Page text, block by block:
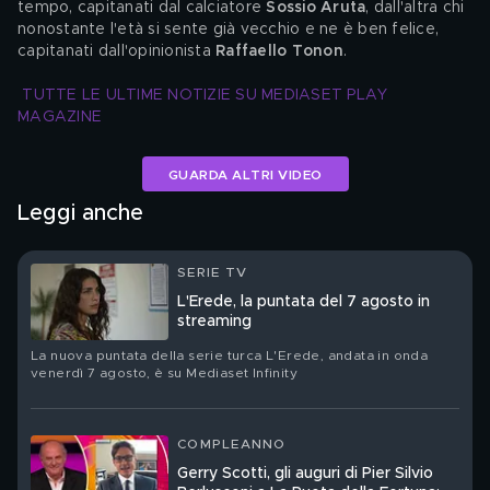
tempo, capitanati dal calciatore Sossio Aruta, dall'altra chi
nonostante l'età si sente già vecchio e ne è ben felice,
capitanati dall'opinionista Raffaello Tonon.
TUTTE LE ULTIME NOTIZIE SU MEDIASET PLAY
MAGAZINE
GUARDA ALTRI VIDEO
Leggi anche
SERIE TV
L'Erede, la puntata del 7 agosto in
streaming
La nuova puntata della serie turca L'Erede, andata in onda
venerdì 7 agosto, è su Mediaset Infinity
COMPLEANNO
Gerry Scotti, gli auguri di Pier Silvio